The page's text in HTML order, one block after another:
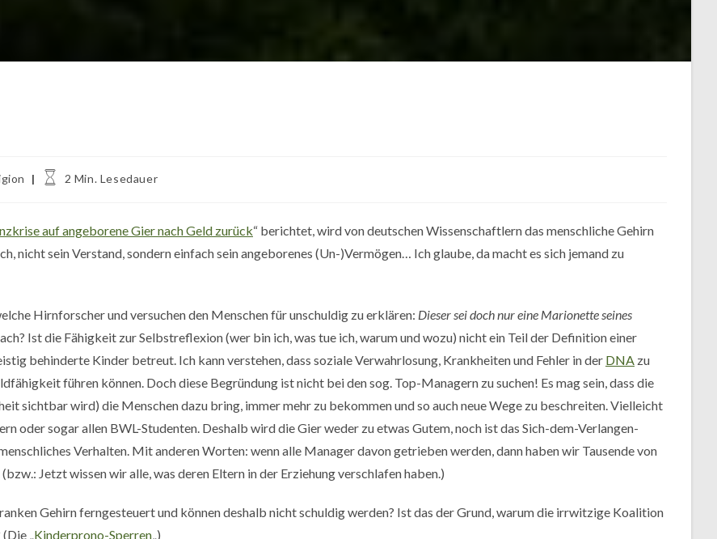
Lesedauer:
2 Min. Lesedauer
auf angeborene Gier nach Geld zurück“ berichtet, wird von deutschen Wissenschaftlern das menschliche Gehirn
nicht sein Verstand, sondern einfach sein angeborenes (Un-)Vermögen… Ich glaube, da macht es sich jemand zu
Hirnforscher und versuchen den Menschen für unschuldig zu erklären: Dieser sei doch nur eine Marionetteseines
Ist die Fähigkeit zur Selbstreflexion (wer bin ich, was tue ich, warum und wozu) nicht ein Teil der Definition einer
behinderte Kinder betreut. Ich kann verstehen, dass soziale Verwahrlosung, Krankheiten und Fehler in der DNA zu
führen können. Doch diese Begründung ist nicht bei den sog. Top-Managern zu suchen! Es mag sein, dass die
sichtbar wird) die Menschen dazu bring, immer mehr zu bekommen und so auch neue Wege zu beschreiten. Vielleicht
oder sogar allen BWL-Studenten. Deshalb wird die Gier weder zu etwas Gutem, noch ist das Sich-dem-Verlangen-
Verhalten. Mit anderen Worten: wenn alle Manager davon getrieben werden, dann haben wir Tausende von
Jetzt wissen wir alle, was deren Eltern in der Erziehung verschlafen haben.)
Gehirn ferngesteuert und können deshalb nicht schuldig werden? Ist das der Grund, warum die irrwitzige Koalition
„Kinderprono-Sperren„)